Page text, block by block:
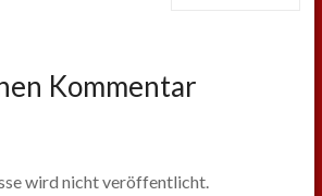
Kommentar
wird nicht veröffentlicht.